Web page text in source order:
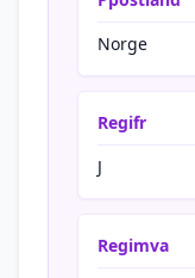
Norge
Regifr
J
Regimva